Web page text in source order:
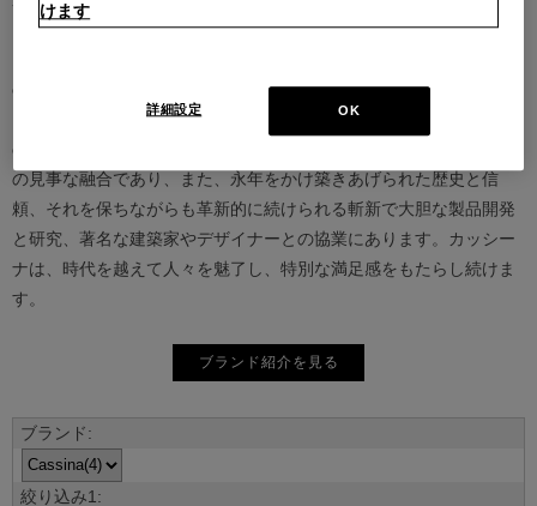
ト・カッシーナによってカッシーナ社が設立されると、5０年代には
の最も重要な美術館にコレクションされるなど、その完成度とデザ
イン性は高い評価を得ています。この普遍的なクオリティを支える
のは、高水準のテクノロジーとアルチザン（職人）の技術の継承と
の見事な融合であり、また、永年をかけ築きあげられた歴史と信
頼、それを保ちながらも革新的に続けられる斬新で大胆な製品開発
と研究、著名な建築家やデザイナーとの協業にあります。カッシー
ナは、時代を越えて人々を魅了し、特別な満足感をもたらし続けま
す。
ブランド紹介を見る
けます
OK
詳細設定